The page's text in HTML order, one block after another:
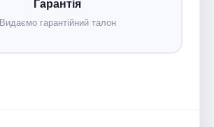
Гарантія
Видаємо гарантійний талон